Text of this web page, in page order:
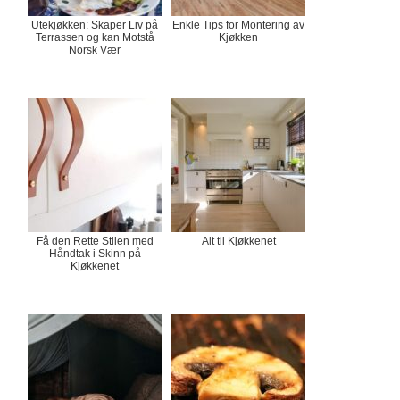
Utekjøkken: Skaper Liv på
Terrassen og kan Motstå
Norsk Vær
Enkle Tips for Montering av
Kjøkken
Få den Rette Stilen med
Håndtak i Skinn på
Kjøkkenet
Alt til Kjøkkenet